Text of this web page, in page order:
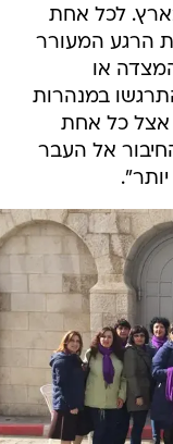
לכל אחת
הרגע המעורר
או
במנהרות
אצל כל אחת
אל העבר